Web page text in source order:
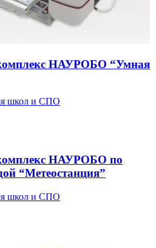
НАУРОБО “Умная
школ и СПО
НАУРОБО по
“Метеостанция”
школ и СПО